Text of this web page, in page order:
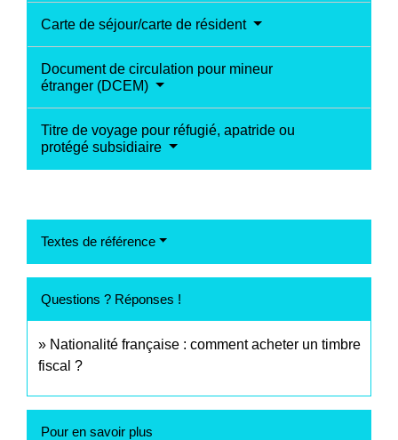
Carte de séjour/carte de résident
Document de circulation pour mineur
étranger (DCEM)
Titre de voyage pour réfugié, apatride ou
protégé subsidiaire
Textes de référence
Questions ? Réponses !
Nationalité française : comment acheter un timbre
fiscal ?
Pour en savoir plus